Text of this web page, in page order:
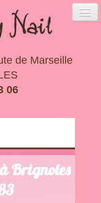
de Marseille
06
Brignoles